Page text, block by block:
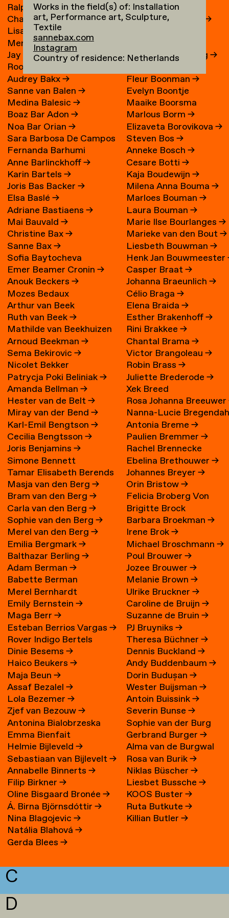
Ralph Bakker→
Charlie Bakker→
Lisa Bakker→
Merel Bakker→
Jay Bakker→
Roos Bakker
Audrey Bakx→
Sanne van Balen→
Medina Balesic→
Boaz Bar Adon→
Noa Bar Orian→
Sara Barbosa De Campos
→
Fernanda Barhumi
Martínez
Anne Barlinckhoff→
Karin Bartels→
Joris Bas Backer→
Elsa Baslé→
Adriane Bastiaens→
Mai Bauvald→
Christine Bax→
Sanne Bax→
Sofia Baytocheva
Iordanova
Emer Beamer Cronin→
Anouk Beckers→
Mozes Bedaux
Arthur van Beek
Ruth van Beek→
Mathilde van Beekhuizen
→
Arnoud Beekman→
Sema Bekirovic→
Nicolet Bekker
Patrycja Poki Beliniak→
Amanda Bellman→
Hester van de Belt→
Miray van der Bend→
Karl-Emil Bengtson→
Cecilia Bengtsson→
Joris Benjamins→
Simone Bennett
Tamar Elisabeth Berends
→
Masja van den Berg→
Bram van den Berg→
Carla van den Berg→
Sophie van den Berg→
Merel van den Berg→
Emilia Bergmark→
Balthazar Berling→
Adam Berman→
Babette Berman
Merel Bernhardt
Emily Bernstein→
Maga Berr→
Esteban Berrios Vargas→
Rover Indigo Bertels
Dinie Besems→
Haico Beukers→
Maja Beun→
Assaf Bezalel→
Lola Bezemer→
Zjef van Bezouw→
Antonina Bialobrzeska
Emma Bienfait
Helmie Bijleveld→
Sebastiaan van Bijlevelt→
Annabelle Binnerts→
Filip Birkner→
Oline Bisgaard Bronée→
Á. Birna Björnsdóttir→
Nina Blagojevic→
Natália Blahová→
Gerda Blees→
René Boessen
Marguerite Bones
→
Claire van der Boog→
Fleur Boonman→
Evelyn Boontje
Maaike Boorsma
Marlous Borm→
Elizaveta Borovikova→
Steven Bos→
Anneke Bosch→
Cesare Botti→
Kaja Boudewijn→
Milena Anna Bouma→
Marloes Bouman→
Laura Bouman→
Marie Ilse Bourlanges→
Marieke van den Bout→
Liesbeth Bouwman→
Henk Jan Bouwmeester
Casper Braat→
Johanna Braeunlich→
Célio Braga→
Elena Braida→
Esther Brakenhoff→
Rini Brakkee→
Chantal Brama→
Victor Brangoleau→
Robin Brass→
Juliette Brederode→
Xek Breed
Rosa Johanna Breeuwer
Nanna-Lucie
Axilgård→
Antonia Breme→
Paulien Bremmer→
Rachel Brennecke
Ebelina Brethouwer→
Johannes Breyer→
Orin Bristow→
Felicia Broberg Von
Zweigbergk
Brigitte Brock
Barbara Broekman→
Irene Brok→
Michael Broschmann→
Poul Brouwer→
Jozee Brouwer→
Melanie Brown→
Ulrike Bruckner→
Caroline de Bruijn→
Suzanne de Bruin→
PJ Bruyniks→
Theresa Büchner→
Dennis Buckland→
Andy Buddenbaum→
Dorin Budușan→
Wester Buijsman→
Antoin Buissink→
Severin Bunse→
Sophie van der Burg
Gerbrand Burger→
Alma van de Burgwal
Rosa van Burik→
Niklas Büscher→
Liesbet Bussche→
KOOS Buster→
Ruta Butkute→
Killian Butler→
C
D
Works in the field(s) of: Installation
art, Performance art, Sculpture,
Textile
sannebax.com
Instagram
Country of residence: Netherlands